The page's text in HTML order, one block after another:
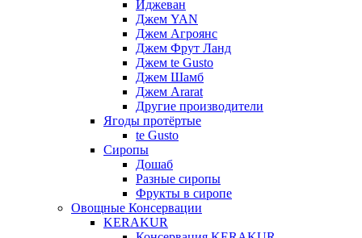
Иджеван
Джем YAN
Джем Агроянс
Джем Фрут Ланд
Джем te Gusto
Джем Шамб
Джем Ararat
Другие производители
Ягоды протёртые
te Gusto
Сиропы
Дошаб
Разные сиропы
Фрукты в сиропе
Овощные Консервации
KERAKUR